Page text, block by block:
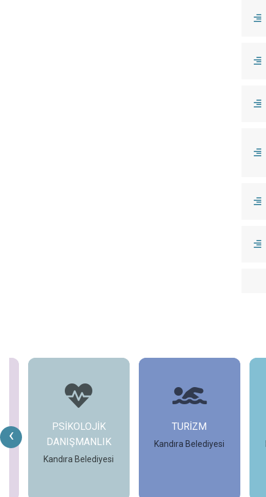
‹
PSİKOLOJİK
DANIŞMANLIK
Kandıra Belediyesi
TURİZM
Kandıra Belediyesi